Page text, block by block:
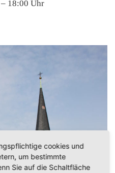
18:00 Uhr
cookies und
um bestimmte
Sie auf die Schaltfläche